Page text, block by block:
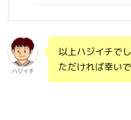
ハジイチ
以上ハジイチで
ただければ幸いで